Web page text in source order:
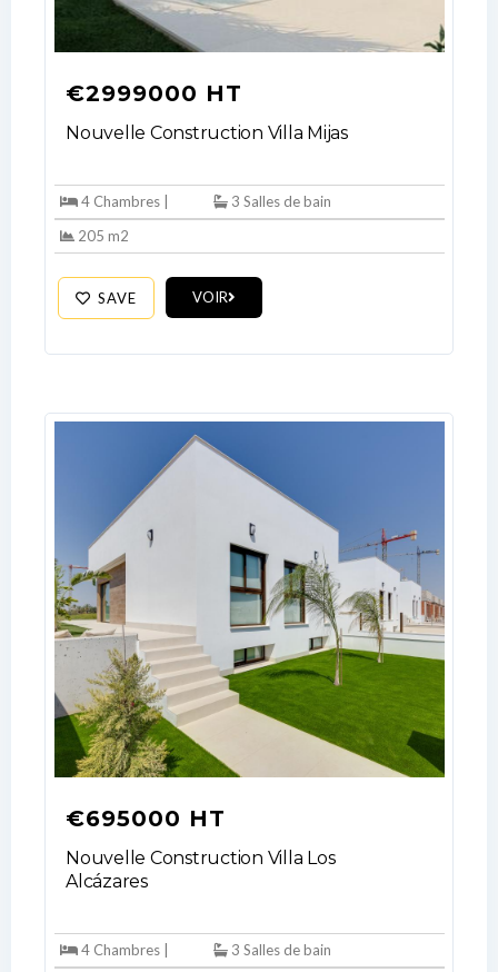
€2999000 HT
Nouvelle Construction Villa Mijas
4 Chambres |
3 Salles de bain
205 m2
SAVE VOIR
€695000 HT
Nouvelle Construction Villa Los
Alcázares
4 Chambres |
3 Salles de bain
Log In
Don't have an account?
Username
Password